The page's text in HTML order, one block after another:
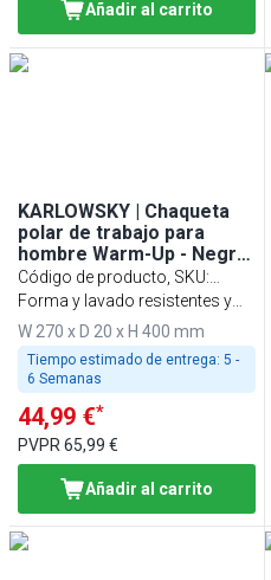
Añadir al carrito
KARLOWSKY | Chaqueta
polar de trabajo para
hombre Warm-Up - Negro
- Talla: 4XL
Código de producto, SKU:
HWFBK4XL
Forma y lavado resistentes y
sostenibles
W 270 x D 20 x H 400 mm
Tiempo estimado de entrega: 5 -
6 Semanas
44,99 €*
PVPR 65,99 €
Añadir al carrito